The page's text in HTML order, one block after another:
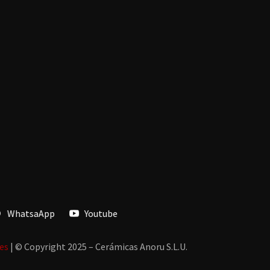
WhatsaApp Youtube
| © Copyright 2025 – Cerámicas Anoru S.L.U.